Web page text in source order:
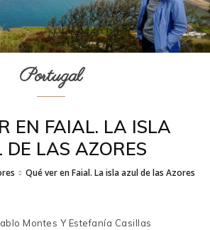
Portugal
EN FAIAL. LA ISLA
DE LAS AZORES
Qué ver en Faial. La isla azul de las Azores
Montes Y Estefanía Casillas